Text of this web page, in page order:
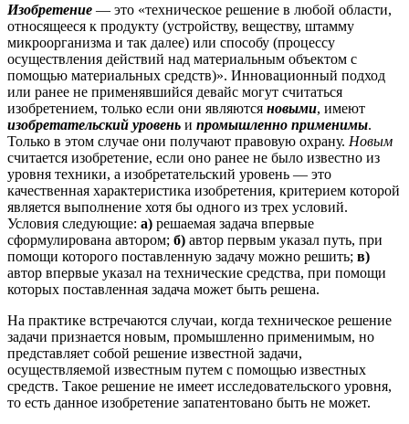
Изобретение — это «техническое решение в любой области,
относящееся к продукту (устройству, веществу, штамму
микроорганизма и так далее) или способу (процессу
осуществления действий над материальным объектом с
помощью материальных средств)». Инновационный подход
или ранее не применявшийся девайс могут считаться
изобретением, только если они являются новыми, имеют
изобретательский уровень и промышленно применимы.
Только в этом случае они получают правовую охрану. Новым
считается изобретение, если оно ранее не было известно из
уровня техники, а изобретательский уровень — это
качественная характеристика изобретения, критерием которой
является выполнение хотя бы одного из трех условий.
Условия следующие: а) решаемая задача впервые
сформулирована автором; б) автор первым указал путь, при
помощи которого поставленную задачу можно решить; в)
автор впервые указал на технические средства, при помощи
которых поставленная задача может быть решена.
На практике встречаются случаи, когда техническое решение
задачи признается новым, промышленно применимым, но
представляет собой решение известной задачи,
осуществляемой известным путем с помощью известных
средств. Такое решение не имеет исследовательского уровня,
то есть данное изобретение запатентовано быть не может.